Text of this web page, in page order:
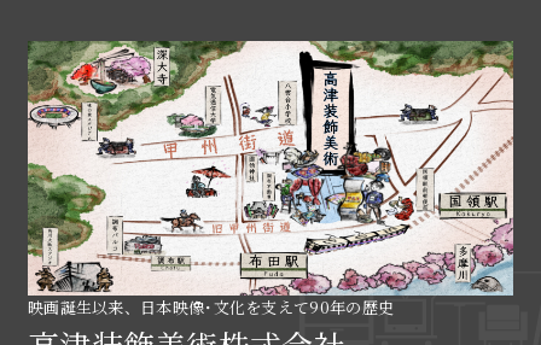
映画誕生以来、日本映像･文化を支えて90年の歴史